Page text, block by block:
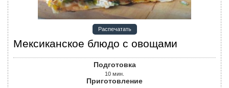
Распечатать
Мексиканское блюдо с овощами
Подготовка
10 мин.
Приготовление